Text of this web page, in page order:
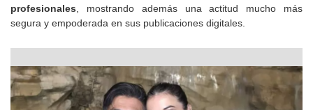
profesionales , mostrando además una actitud mucho más
segura y empoderada en sus publicaciones digitales.